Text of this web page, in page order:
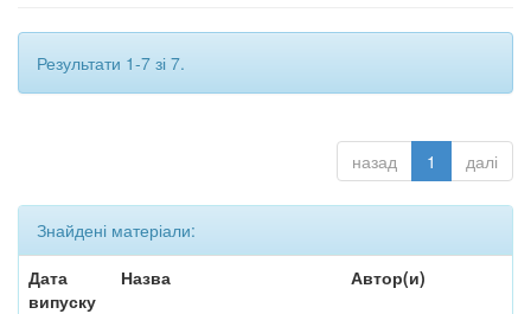
Результати 1-7 зі 7.
назад 1 далі
Знайдені матеріали:
Дата
випуску
Назва Автор(и)